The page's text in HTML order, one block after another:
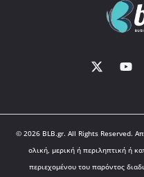
© 2026 BLB.gr. All Rights Reserved.
ολική, μερική ή περιληπτική ή
περιεχομένου του παρόντος